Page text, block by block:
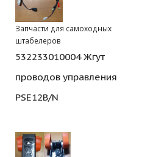
Запчасти для самоходных
штабелеров
532233010004 Жгут
проводов управления
PSE12B/N